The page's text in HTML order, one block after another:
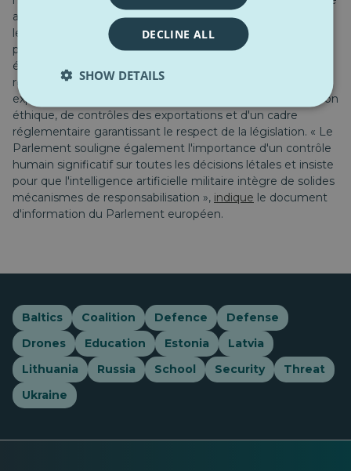
ayant causé le plus de pertes du côté russe. L'UE soutient
le développement et les investissements dans la
production et l'innovation. Cependant, l'Europe est
également confrontée à des défis en matière de
réglementation des drones, tant civils que militaires. Les
experts appellent à la mise en œuvre d'une réglementation
éthique, de contrôles des exportations et d'un cadre
réglementaire garantissant le respect de la législation. « Le
Parlement souligne également l'importance d'un contrôle
humain significatif sur toutes les décisions létales et insiste
pour que l'intelligence artificielle militaire intègre de solides
mécanismes de responsabilisation », indique le document
d'information du Parlement européen.
Baltics Coalition Defence
Defense
Drones
Education Estonia
Latvia
Lithuania
Russia School Security
Threat
Ukraine
DECLINE ALL
SHOW DETAILS